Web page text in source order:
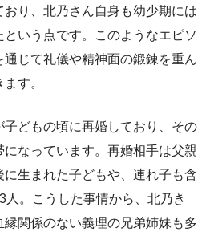
り、北乃さん自身も幼少期には
いう点です。このようなエピソ
じて礼儀や精神面の鍛錬を重ん
す。
子どもの頃に再婚しており、その
なっています。再婚相手は父親
生まれた子どもや、連れ子も含
。こうした事情から、北乃き
関係のない義理の兄弟姉妹も多